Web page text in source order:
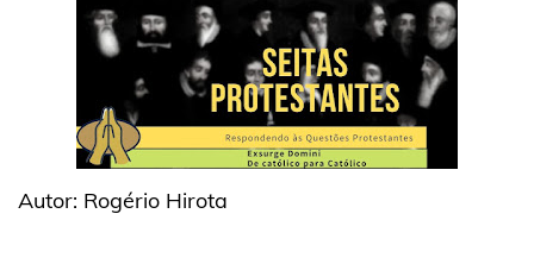
Autor: Rogério Hirota